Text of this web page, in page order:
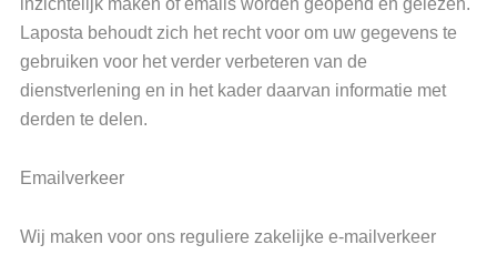
inzichtelijk maken of emails worden geopend en gelezen.
Laposta behoudt zich het recht voor om uw gegevens te
gebruiken voor het verder verbeteren van de
dienstverlening en in het kader daarvan informatie met
derden te delen.
Emailverkeer
Wij maken voor ons reguliere zakelijke e-mailverkeer